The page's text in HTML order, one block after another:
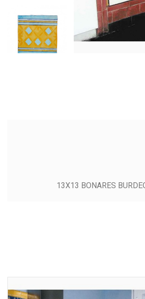
13X13 BONARES